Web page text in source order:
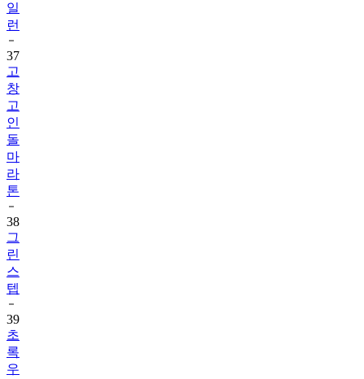
일
런
37
고
창
고
인
돌
마
라
톤
38
그
린
스
텝
39
초
록
우